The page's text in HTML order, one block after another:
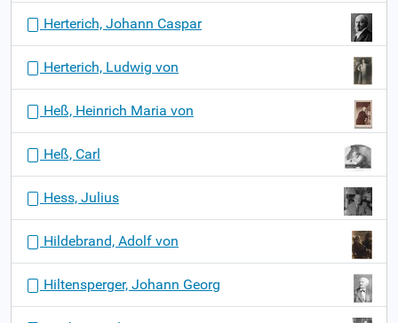
Herterich, Johann Caspar
Herterich, Ludwig von
Heß, Heinrich Maria von
Heß, Carl
Hess, Julius
Hildebrand, Adolf von
Hiltensperger, Johann Georg